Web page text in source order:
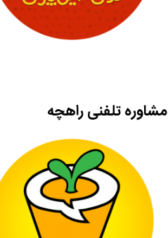
مشاوره تلفنی راهچه